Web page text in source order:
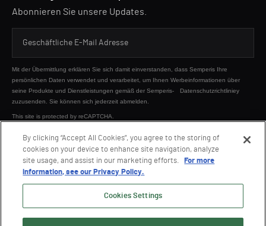
Abonnieren Sie unsere Updates.
Mit der Übermittlung erklären Sie sich damit einverstanden, dass Semperis Ihre
persönlichen Daten verwendet und verarbeitet, um Ihnen Werbeinformationen über
seine Produkte und Dienstleistungen gemäß der Semperis-
Datenschutzrichtliniey
zuzusenden. Sie können sich jederzeit abmelden.
This site is protected by reCAPTCHA.
SENDEN
By clicking “Accept All Cookies”, you agree to the storing of
cookies on your device to enhance site navigation, analyze
site usage, and assist in our marketing efforts.
For more
information, see our Privacy Policy.
Cookies Settings